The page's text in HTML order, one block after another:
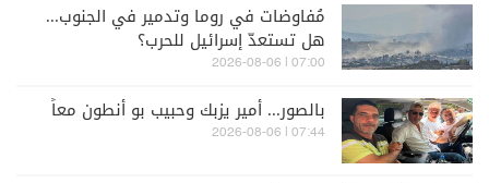
مُفاوضات في روما وتدمير في الجنوب...
هل تستعدّ إسرائيل للحرب؟
07:00 | 2026-08-06
بالصور... أمير يزبك وحبيب بو أنطون معاً
07:44 | 2026-08-06